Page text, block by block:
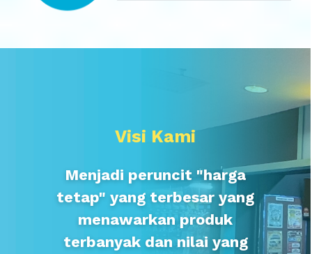
Visi Kami
Menjadi peruncit "harga
tetap" yang terbesar yang
menawarkan produk
terbanyak dan nilai yang